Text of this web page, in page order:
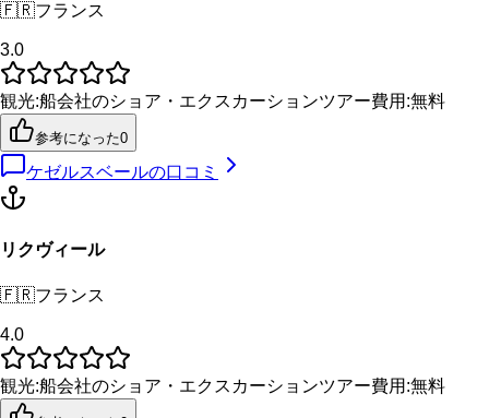
🇫🇷フランス
3.0
観光:船会社のショア・エクスカーションツアー費用 :無料
参考になった0
ケゼルスベールの口コミ
リクヴィール
🇫🇷フランス
4.0
観光:船会社のショア・エクスカーションツアー費用 :無料